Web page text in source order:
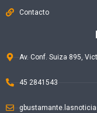
Contacto
Av. Conf. Suiza 895,
45 2841543